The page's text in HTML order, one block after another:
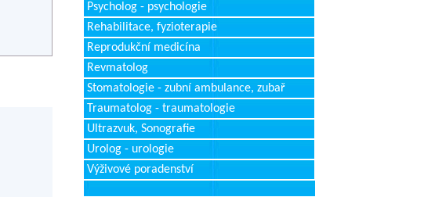
Psycholog - psychologie
Rehabilitace, fyzioterapie
Reprodukční medicína
Revmatolog
Stomatologie - zubní ambulance, zubař
Traumatolog - traumatologie
Ultrazvuk, Sonografie
Urolog - urologie
Výživové poradenství